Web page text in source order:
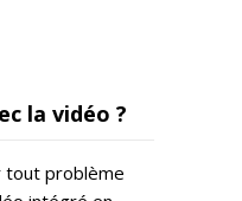
la vidéo ?
tout problème